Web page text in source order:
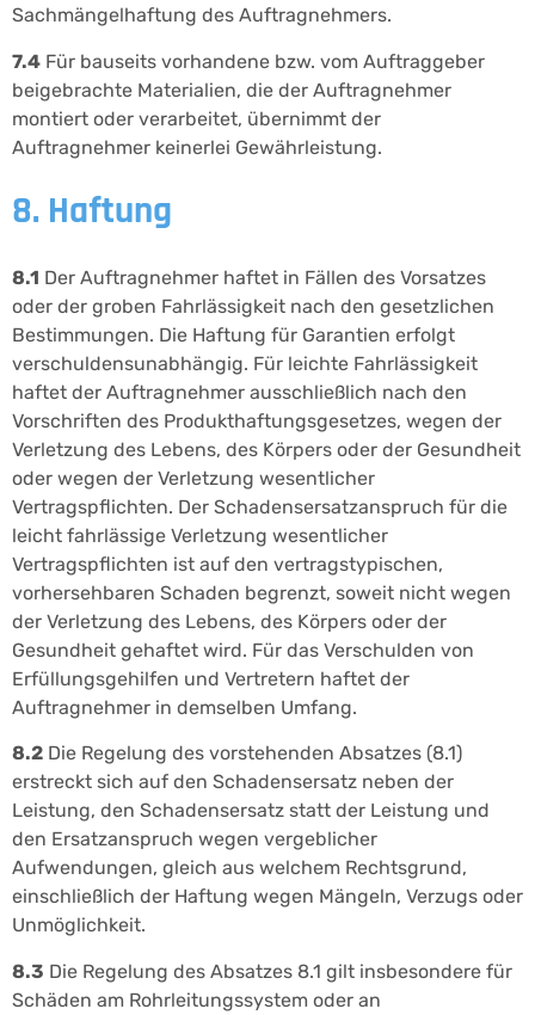
Sachmängelhaftung des Auftragnehmers.
7.4 Für bauseits vorhandene bzw. vom Auftraggeber
beigebrachte Materialien, die der Auftragnehmer
montiert oder verarbeitet, übernimmt der
Auftragnehmer keinerlei Gewährleistung.
8. Haftung
8.1 Der Auftragnehmer haftet in Fällen des Vorsatzes
oder der groben Fahrlässigkeit nach den gesetzlichen
Bestimmungen. Die Haftung für Garantien erfolgt
verschuldensunabhängig. Für leichte Fahrlässigkeit
haftet der Auftragnehmer ausschließlich nach den
Vorschriften des Produkthaftungsgesetzes, wegen der
Verletzung des Lebens, des Körpers oder der Gesundheit
oder wegen der Verletzung wesentlicher
Vertragspflichten. Der Schadensersatzanspruch für die
leicht fahrlässige Verletzung wesentlicher
Vertragspflichten ist auf den vertragstypischen,
vorhersehbaren Schaden begrenzt, soweit nicht wegen
der Verletzung des Lebens, des Körpers oder der
Gesundheit gehaftet wird. Für das Verschulden von
Erfüllungsgehilfen und Vertretern haftet der
Auftragnehmer in demselben Umfang.
8.2 Die Regelung des vorstehenden Absatzes (8.1)
erstreckt sich auf den Schadensersatz neben der
Leistung, den Schadensersatz statt der Leistung und
den Ersatzanspruch wegen vergeblicher
Aufwendungen, gleich aus welchem Rechtsgrund,
einschließlich der Haftung wegen Mängeln, Verzugs oder
Unmöglichkeit.
8.3 Die Regelung des Absatzes 8.1 gilt insbesondere für
Schäden am Rohrleitungssystem oder an